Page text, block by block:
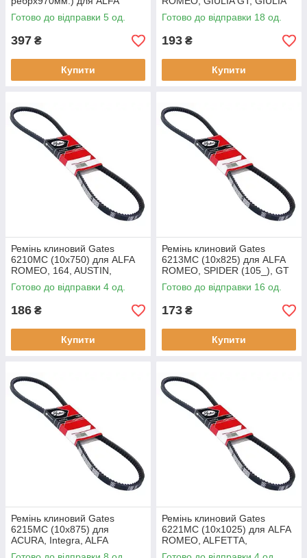
ROMEO, 145, 146, 155, AUDI
R8, BEDFORD, ASTRA VAN,
Готово до відправки 5 од.
397 ₴
Купити
(105_), 145, 146, 155, BMW 3
Series, ALPINE, A310,
Готово до відправки 18 од.
193 ₴
Купити
Ремінь клиновий Gates
6210MC (10х750) для ALFA
ROMEO, 164, AUSTIN,
MONTEGO XE, XC,
BEDFORD, RASCAL,
CITROEN, ID, DS, MEHARI,
Готово до відправки 4 од.
186 ₴
Купити
Ремінь клиновий Gates
6213MC (10х825) для ALFA
ROMEO, SPIDER (105_), GT
(105_), ALFETTA GT (116_),
ALFASUD Sprint (902_), GTV
Готово до відправки 16 од.
173 ₴
Купити
Ремінь клиновий Gates
6215MC (10х875) для
ACURA, Integra, ALFA
ROMEO, ALFASUD Sprint
Ремінь клиновий Gates
6221MC (10х1025) для ALFA
ROMEO, ALFETTA,
GIULIETTA, (116_), 6 (119_),